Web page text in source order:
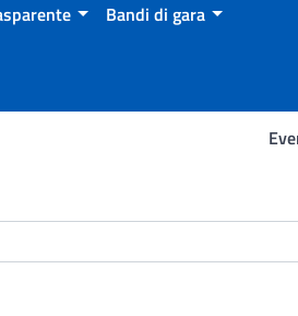
Bandi di gara